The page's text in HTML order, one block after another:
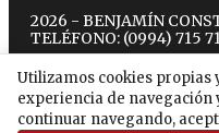
Utilizamos cookies propias
experiencia de navegación
continuar navegando,
2026 - BENJAMÍN
TELÉFONO: (0994) 715
twitterinstagram